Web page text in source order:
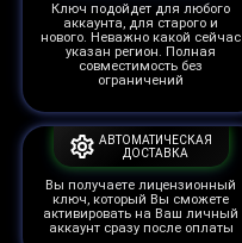
Ключ подойдет для любого
аккаунта, для старого и
нового. Неважно какой сейчас
указан регион. Полная
совместимость без
ограничений
АВТОМАТИЧЕСКАЯ
ДОСТАВКА
Вы получаете лицензионный
ключ, который Вы сможете
активировать на Ваш личный
аккаунт сразу после оплаты